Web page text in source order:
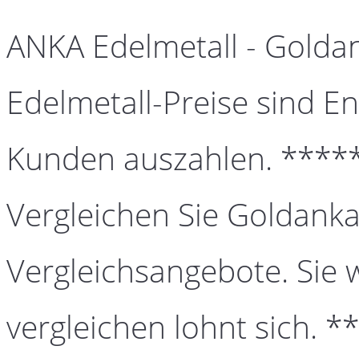
ANKA Edelmetall -
Edelmetall-Preise sind
Kunden auszahlen.
Vergleichen Sie
Vergleichsangebote. Sie
vergleichen lohnt sich.